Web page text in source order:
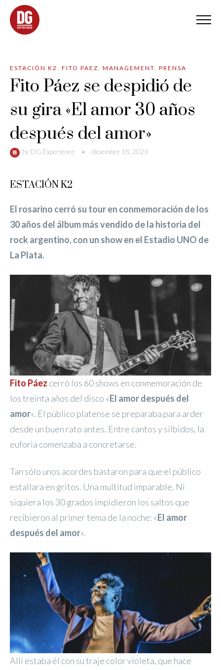
ESTACIÓN K2 , FITO PAEZ, MANAGEMENT, PRENSA
Fito Páez se despidió de
su gira «El amor 30 años
después del amor»
by DG Experience • diciembre 18, 2023
ESTACIÓN K2
El rosarino cerró su tour en conmemoración de los
30 años del álbum más vendido de la historia del
rock argentino, con un show en el Estadio UNO de
La Plata.
Fito Páez cerró los 60 shows en conmemoración de
los treinta años del disco «El amor después del
amor«. El público platense se preparaba para arder
desde un buen rato antes. Entre cantos y silbidos, la
euforia comenzaba a concretarse.
Tan sólo unos acordes bastaron para que el público
estallara en gritos. Una multitud imparable. Ni
siquiera los 30 grados impidieron los saltos que
recibieron al primer tema de la noche: «El amor
después del amor«.
Allí estaba él con su traje color violeta, que hace